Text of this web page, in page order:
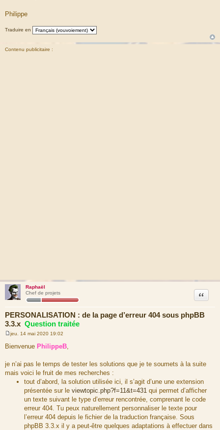
Philippe
Traduire en
Contenu publicitaire :
Raphaël
Chef de projets
PERSONALISATION : de la page d’erreur 404 sous phpBB
3.3.x Question traitée
Citation
M
s
g
e
jeu. 14 mai 2020 19:02
Bienvenue PhilippeB
je n’ai pas le temps de tester les solutions que je te soumets à la suite
mais voici le fruit de mes recherches :
tout d’abord, la solution utilisée ici, il s’agit d’une une extension
présentée sur le viewtopic.php?f=11&t=431 qui permet d’afficher
un texte suivant le type d’erreur rencontrée, comprenant le code
erreur 404. Tu peux naturellement personnaliser le texte pour
l’erreur 404 depuis le fichier de la traduction française. Sous
phpBB 3.3.x il y a peut-être quelques adaptations à effectuer dans